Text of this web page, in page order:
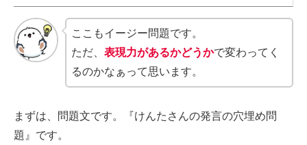
ここもイージー問題です。
ただ、表現力があるかどうかで変わってく
るのかなぁって思います。
まずは、問題文です。『けんたさんの発言の穴埋め問
題』です。